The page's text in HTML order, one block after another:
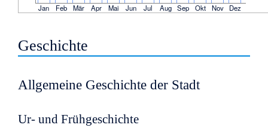
Jan Feb Mär Apr Mai Jun Jul Aug Sep Okt Nov Dez
Geschichte
Allgemeine Geschichte der Stadt
Ur- und Frühgeschichte